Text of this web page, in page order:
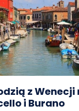
z
i Burano